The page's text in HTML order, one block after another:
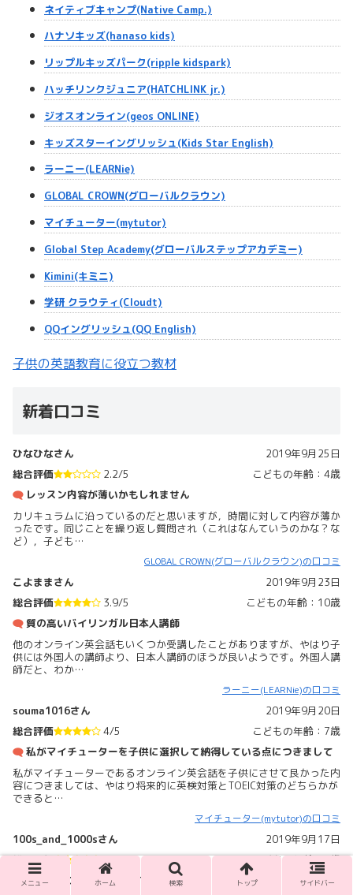
ネイティブキャンプ(Native Camp.)
ハナソキッズ(hanaso kids)
リップルキッズパーク(ripple kidspark)
ハッチリンクジュニア(HATCHLINK jr.)
ジオスオンライン(geos ONLINE)
キッズスターイングリッシュ(Kids Star English)
ラーニー(LEARNie)
GLOBAL CROWN(グローバルクラウン)
マイチューター(mytutor)
Global Step Academy(グローバルステップアカデミー)
Kimini(キミニ)
学研 クラウティ(Cloudt)
QQイングリッシュ(QQ English)
子供の英語教育に役立つ教材
新着口コミ
ひなひなさん
2019年9月25日
こどもの年齢：4歳
総合評価
2.2/5
レッスン内容が薄いかもしれません
カリキュラムに沿っているのだと思いますが，時間に対して内容が薄か
ったです。同じことを繰り返し質問され（これはなんていうのかな？な
ど），子ども…
GLOBAL CROWN(グローバルクラウン)の口コミ
こよままさん
2019年9月23日
こどもの年齢：10歳
総合評価
3.9/5
質の高いバイリンガル日本人講師
他のオンライン英会話もいくつか受講したことがありますが、やはり子
供には外国人の講師より、日本人講師のほうが良いようです。外国人講
師だと、わか…
ラーニー(LEARNie)の口コミ
souma1016さん
2019年9月20日
こどもの年齢：7歳
総合評価
4/5
私がマイチューターを子供に選択して納得している点につきまして
私がマイチューターであるオンライン英会話を子供にさせて良かった内
容につきましては、やはり将来的に英検対策とTOEIC対策のどちらかが
できると…
マイチューター(mytutor)の口コミ
100s_and_1000sさん
2019年9月17日
こどもの年齢：4歳
総合評価
3.9/5
とにかくフレンドリーです！
メニュー ホーム 検索 トップ サイドバー